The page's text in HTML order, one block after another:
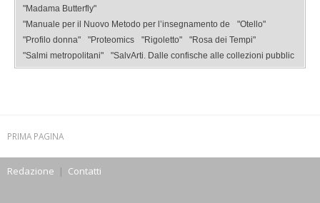
"Madama Butterfly"
"Manuale per il Nuovo Metodo per l’insegnamento de
"Otello"
"Profilo donna"
"Proteomics "Rigoletto"
"Rosa dei Tempi"
"Salmi metropolitani"
"SalvArti. Dalle confische alle collezioni pubblic
PRIMA PAGINA
Redazione | Contatti